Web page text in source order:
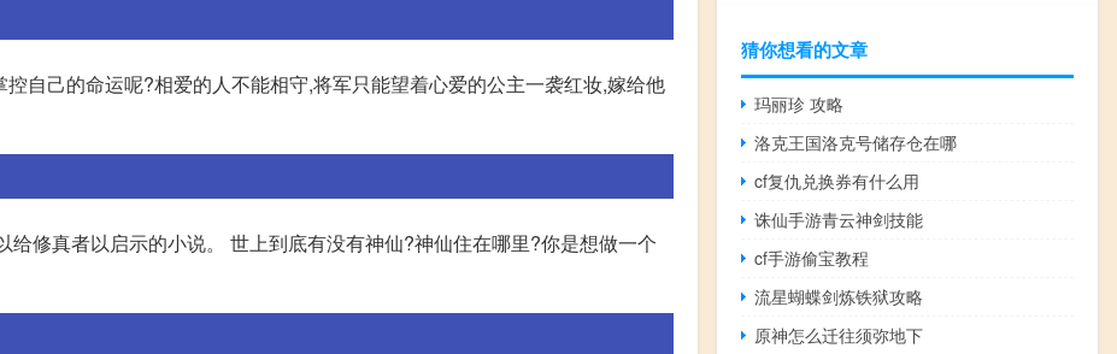
自己的命运呢?相爱的人不能相守,将军只能望着心爱的公主一袭红妆,嫁给他
修真者以启示的小说。 世上到底有没有神仙?神仙住在哪里?你是想做一个
猜你想看的文章
玛丽珍 攻略
洛克王国洛克号储存仓在哪
cf复仇兑换券有什么用
诛仙手游青云神剑技能
cf手游偷宝教程
流星蝴蝶剑炼铁狱攻略
原神怎么迁往须弥地下